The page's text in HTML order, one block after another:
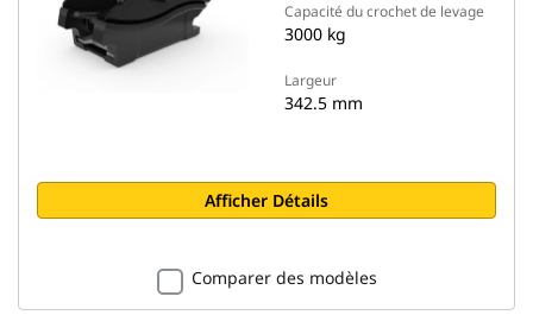
Capacité du crochet de levage
3000 kg
Largeur
342.5 mm
Afficher Détails
Comparer des modèles